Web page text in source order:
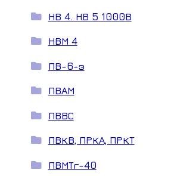
НВ 4. НВ 5 1000В
НВМ 4
ПВ-6-з
ПВАМ
ПВВС
ПВКВ, ПРКА, ПРКТ
ПВМТг-40